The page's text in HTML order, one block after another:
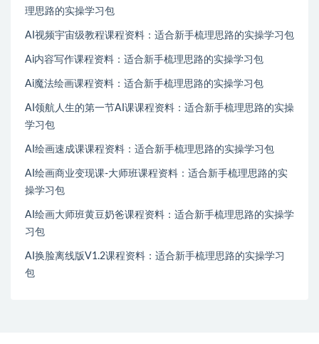
理思路的实操学习包
AI视频宇宙级教程课程资料：适合新手梳理思路的实操学习包
Ai内容写作课程资料：适合新手梳理思路的实操学习包
Ai魔法绘画课程资料：适合新手梳理思路的实操学习包
AI领航人生的第一节AI课课程资料：适合新手梳理思路的实操
学习包
AI绘画速成课课程资料：适合新手梳理思路的实操学习包
AI绘画商业变现课-大师班课程资料：适合新手梳理思路的实
操学习包
AI绘画大师班黄豆奶爸课程资料：适合新手梳理思路的实操学
习包
AI换脸离线版V1.2课程资料：适合新手梳理思路的实操学习
包